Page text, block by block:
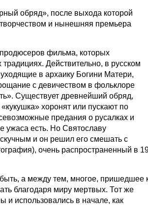
обряд», после выхода которой
и нынешняя премьера
фильма, которых
Действительно, в русском
в архаику Богини Матери,
с девичеством в фольклоре
Существует древнейший обряд,
хоронят или пускают по
предания о русалках и
ужаса есть. Но Святославу
скучным и он решил его смешать с
очень распространенный в
а между тем, многое, пришедшее
благодаря миру мертвых. Тот же
использовались в начале, как